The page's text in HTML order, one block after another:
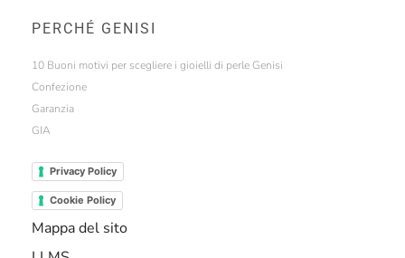
PERCHÉ GENISI
10 Buoni motivi per scegliere i gioielli di perle Genisi
Confezione
Garanzia
GIA
Privacy Policy
Cookie Policy
Mappa del sito